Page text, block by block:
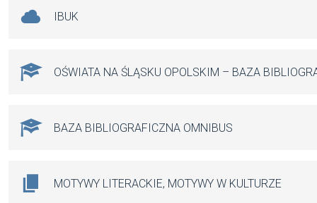
IBUK
OŚWIATA NA ŚLĄSKU OPOLSKIM – BAZA
BAZA BIBLIOGRAFICZNA OMNIBUS
MOTYWY LITERACKIE, MOTYWY W KULTURZE